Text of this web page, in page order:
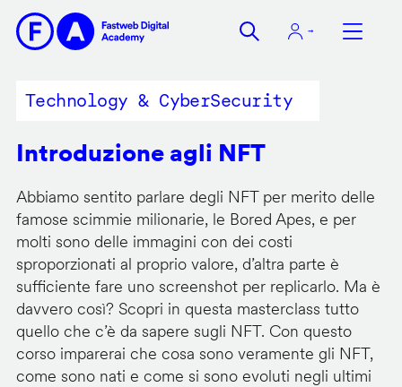
contenuto
Technology & CyberSecurity
Introduzione agli NFT
Abbiamo sentito parlare degli NFT per merito delle
famose scimmie milionarie, le Bored Apes, e per
molti sono delle immagini con dei costi
sproporzionati al proprio valore, d’altra parte è
sufficiente fare uno screenshot per replicarlo. Ma è
davvero così? Scopri in questa masterclass tutto
quello che c’è da sapere sugli NFT. Con questo
corso imparerai che cosa sono veramente gli NFT,
come sono nati e come si sono evoluti negli ultimi